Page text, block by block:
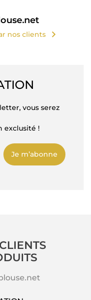
nos clients chevron_right
vous serez
exclusité !
Je m’abonne